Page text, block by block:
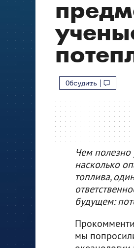
Обсудить
Чем полезно
насколько
топлива,
будущем:
мы